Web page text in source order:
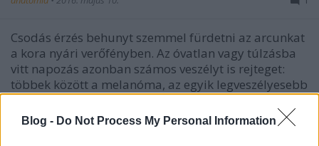
Blog - Do Not Process My Personal Information
Csodás érzés behunyt szemmel fürdetni az arcunkat
a kora nyári verőfényben. Az óvatlan vagy túlzásba
vitt napozás azonban számos veszélyt is rejteget:
többek között a melanóma, az egyik legveszélyesebb
bőrrák kialakulásához is vezethet. Mit tehetünk,
hogy elkerüljük a melanómát, közben azonban ne…